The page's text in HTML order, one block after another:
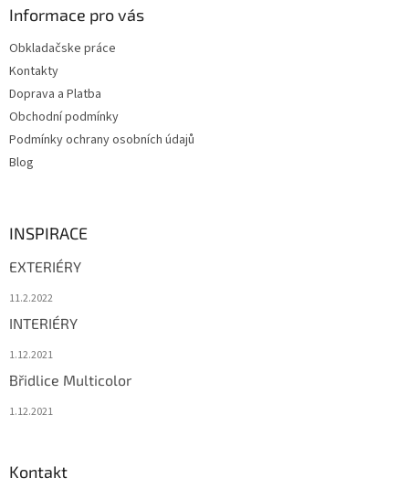
Informace pro vás
Obkladačske práce
Kontakty
Doprava a Platba
Obchodní podmínky
Podmínky ochrany osobních údajů
Blog
INSPIRACE
EXTERIÉRY
11.2.2022
INTERIÉRY
1.12.2021
Břidlice Multicolor
1.12.2021
Kontakt